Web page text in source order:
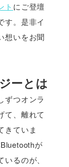
ト にご登壇
す。是非イ
想いをお聞
ーとは
ずつオンラ
て、離れて
きていま
が
るのが、